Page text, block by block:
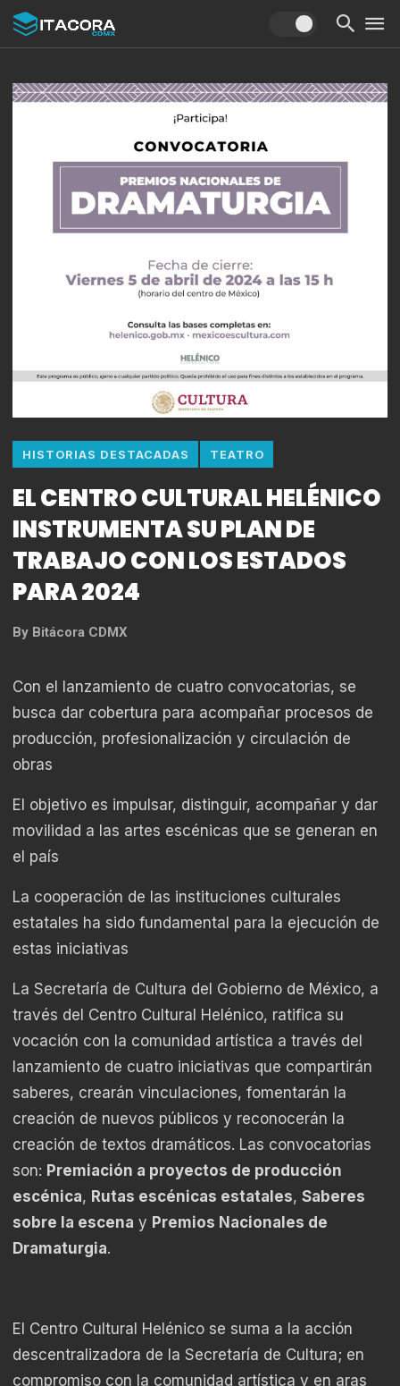
HISTORIAS DESTACADAS TEATRO
EL CENTRO CULTURAL HELÉNICO
INSTRUMENTA SU PLAN DE
TRABAJO CON LOS ESTADOS
PARA 2024
By Bitácora CDMX
Con el lanzamiento de cuatro convocatorias, se
busca dar cobertura para acompañar procesos de
producción, profesionalización y circulación de
obras
El objetivo es impulsar, distinguir, acompañar y dar
movilidad a las artes escénicas que se generan en
el país
La cooperación de las instituciones culturales
estatales ha sido fundamental para la ejecución de
estas iniciativas
La Secretaría de Cultura del Gobierno de México, a
través del Centro Cultural Helénico, ratifica su
vocación con la comunidad artística a través del
lanzamiento de cuatro iniciativas que compartirán
saberes, crearán vinculaciones, fomentarán la
creación de nuevos públicos y reconocerán la
creación de textos dramáticos. Las convocatorias
son: Premiación a proyectos de producción
escénica, Rutas escénicas estatales, Saberes
sobre la escena y Premios Nacionales de
Dramaturgia.
El Centro Cultural Helénico se suma a la acción
descentralizadora de la Secretaría de Cultura; en
compromiso con la comunidad artística y en aras